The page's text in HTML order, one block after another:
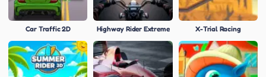
Car Traffic 2D Highway Rider Extreme X-Trial Racing